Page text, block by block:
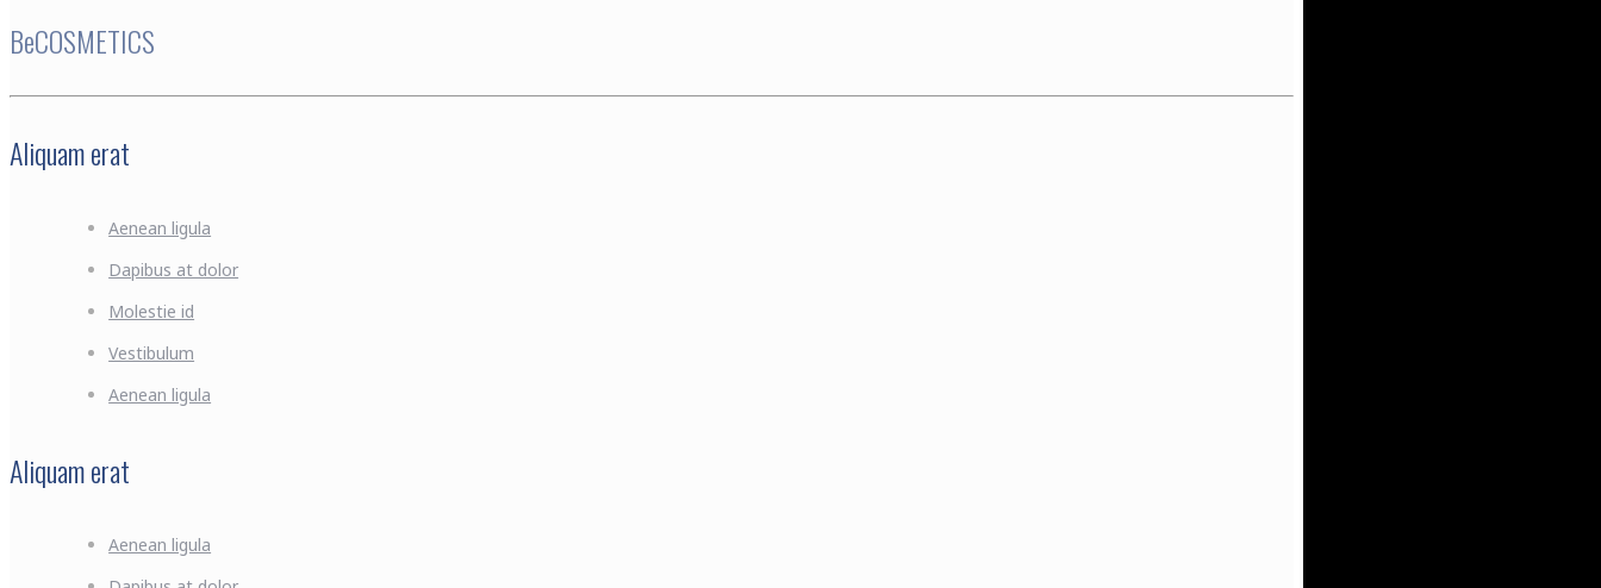
BeCOSMETICS
Aliquam erat
Aenean ligula
Dapibus at dolor
Molestie id
Vestibulum
Aenean ligula
Aliquam erat
Aenean ligula